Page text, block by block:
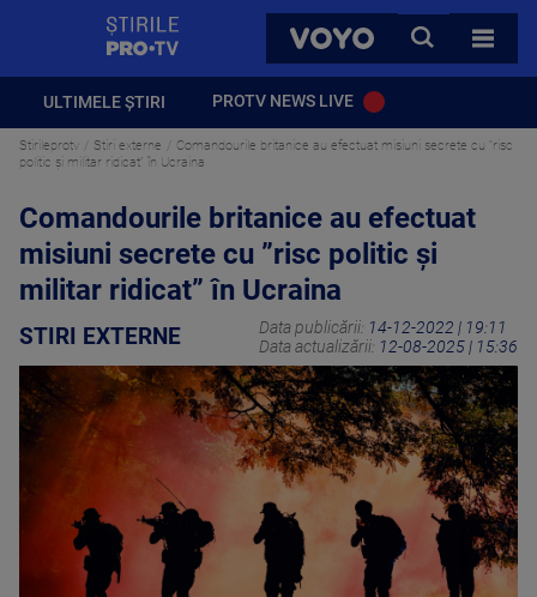
VOYO
CAUTA
TOATE
ULTIMELE ȘTIRI PROTV NEWS LIVE
Stirileprotv Stiri externe
Comandourile britanice au efectuat misiuni secrete cu ”risc
politic și militar ridicat” în Ucraina
Comandourile britanice au efectuat
misiuni secrete cu ”risc politic și
militar ridicat” în Ucraina
STIRI EXTERNE Data publicării: 14-12-2022 | 19:11
Data actualizării: 12-08-2025 | 15:36